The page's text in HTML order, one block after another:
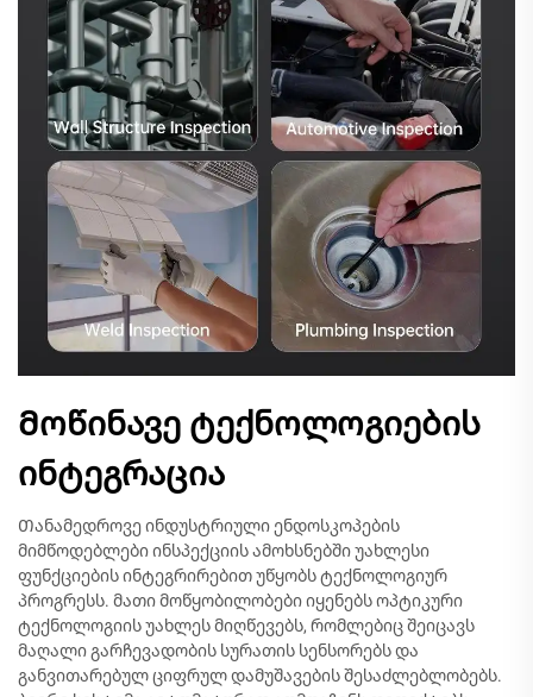
Მოწინავე ტექნოლოგიების
ინტეგრაცია
Თანამედროვე ინდუსტრიული ენდოსკოპების
მიმწოდებლები ინსპექციის ამოხსნებში უახლესი
ფუნქციების ინტეგრირებით უწყობს ტექნოლოგიურ
პროგრესს. მათი მოწყობილობები იყენებს ოპტიკური
ტექნოლოგიის უახლეს მიღწევებს, რომლებიც შეიცავს
მაღალი გარჩევადობის სურათის სენსორებს და
განვითარებულ ციფრულ დამუშავების შესაძლებლობებს.